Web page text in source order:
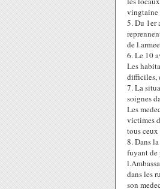
vingtaine
5. Du 1er
de
6. Le 10
Les
difficiles,
7. La
soignes
Les
victimes
tous
8. Dans
fuyant de
dans les
son